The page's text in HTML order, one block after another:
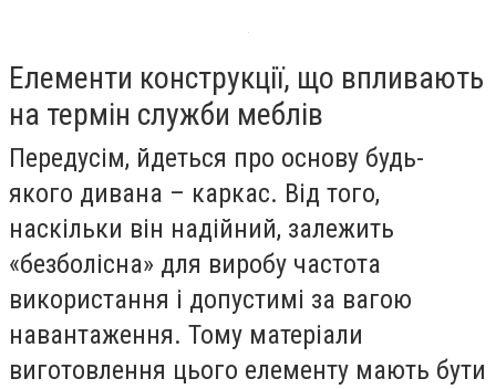
Елементи конструкції, що впливають
на термін служби меблів
Передусім, йдеться про основу будь-
якого дивана – каркас. Від того,
наскільки він надійний, залежить
«безболісна» для виробу частота
використання і допустимі за вагою
навантаження. Тому матеріали
виготовлення цього елементу мають бути